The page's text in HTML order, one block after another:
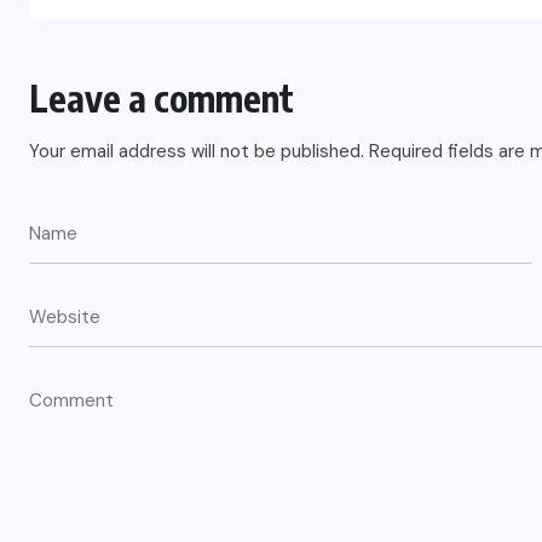
Leave a comment
Your email address will not be published. Required fields are
प्रतियोगिता संपन्न